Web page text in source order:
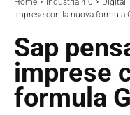
imprese con la nuova formula
Sap
imprese
formula